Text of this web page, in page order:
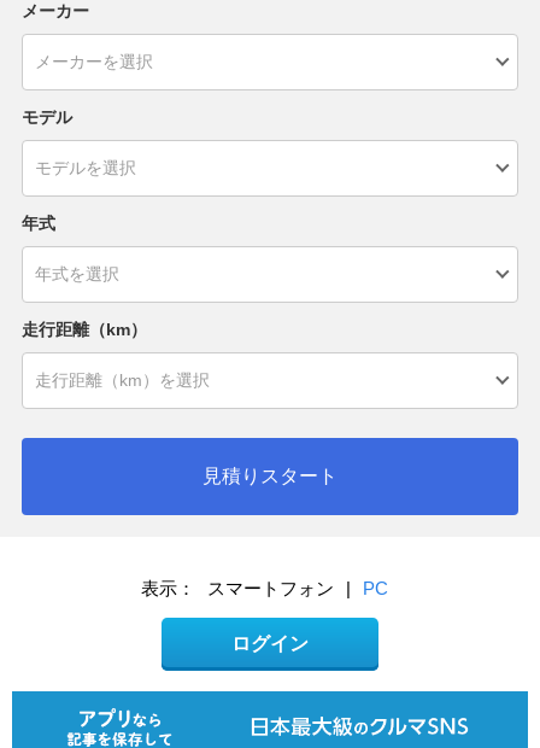
メーカー
モデル
年式
走行距離（km）
見積りスタート
表示： スマートフォン | PC
ログイン